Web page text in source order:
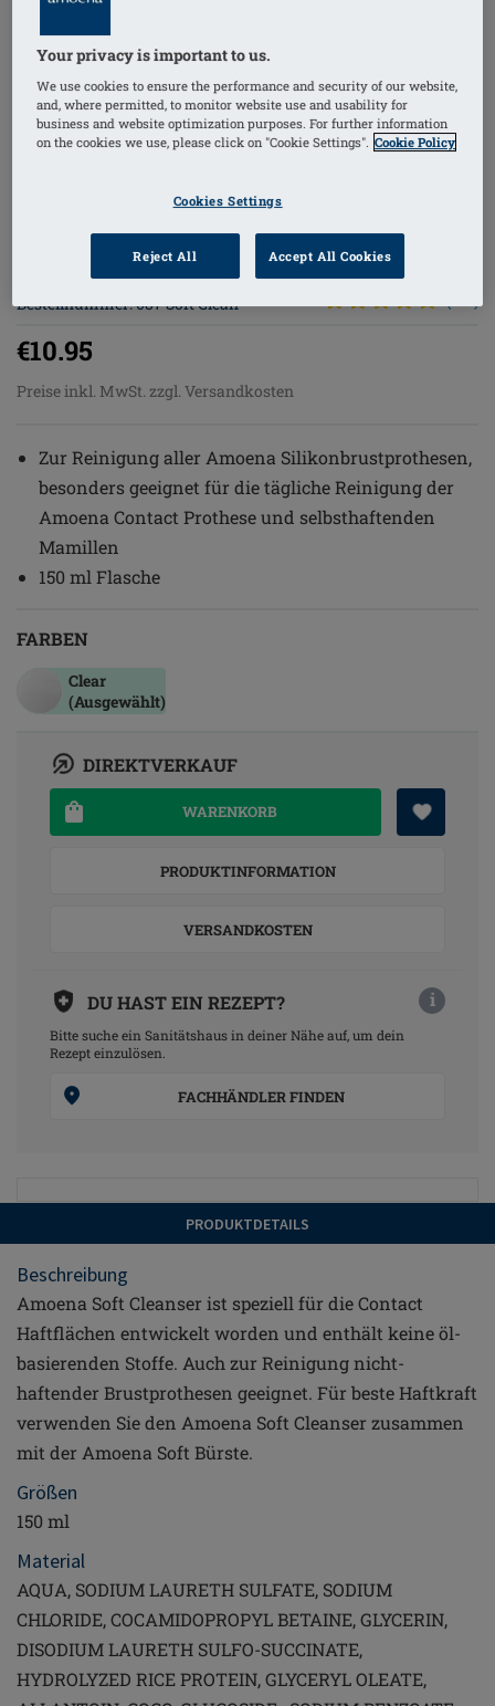
Bestellnummer: 087 Soft Clean
€10.95
Preise inkl. MwSt. zzgl. Versandkosten
Zur Reinigung aller Amoena Silikonbrustprothesen,
besonders geeignet für die tägliche Reinigung der
Amoena Contact Prothese und selbsthaftenden
Mamillen
150 ml Flasche
FARBEN
Clear
(Ausgewählt)
DIREKTVERKAUF
WARENKORB
PRODUKTINFORMATION
VERSANDKOSTEN
DU HAST EIN REZEPT? i
Bitte suche ein Sanitätshaus in deiner Nähe auf, um dein
Rezept einzulösen.
FACHHÄNDLER FINDEN
PRODUKTDETAILS
Beschreibung
Amoena Soft Cleanser ist speziell für die Contact
Haftflächen entwickelt worden und enthält keine öl-
basierenden Stoffe. Auch zur Reinigung nicht-
haftender Brustprothesen geeignet. Für beste Haftkraft
verwenden Sie den Amoena Soft Cleanser zusammen
mit der Amoena Soft Bürste.
Größen
150 ml
Material
AQUA, SODIUM LAURETH SULFATE, SODIUM
CHLORIDE, COCAMIDOPROPYL BETAINE, GLYCERIN,
DISODIUM LAURETH SULFO-SUCCINATE,
HYDROLYZED RICE PROTEIN, GLYCERYL OLEATE,
Your privacy is important to us.
We use cookies to ensure the performance and security of our website,
and, where permitted, to monitor website use and usability for
business and website optimization purposes. For further information
on the cookies we use, please click on "Cookie Settings". Cookie Policy
Cookies Settings
Reject All Accept All Cookies